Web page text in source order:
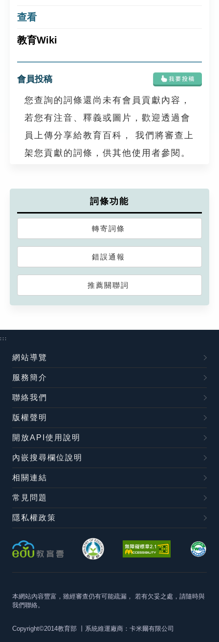
查看
教育Wiki
會員投稿
您查詢的詞條還尚未有會員貢獻內容，
若您有注音、釋義或圖片，歡迎透過會
員上傳分享給教育百科， 我們將審查上
架您貢獻的詞條，供其他使用者參閱。
詞條功能
轉寄詞條
錯誤通報
推薦關聯詞
:::
網站導覽
服務簡介
聯絡我們
版權聲明
開放API使用說明
內嵌搜尋欄位說明
相關連結
常見問題
隱私權政策
本網站內容豐富，雖經審查仍有可能疏漏， 若有欠妥之處，請隨時與
我們聯絡。
Copyright©2014教育部 丨系統維運廠商：卡米爾有限公司